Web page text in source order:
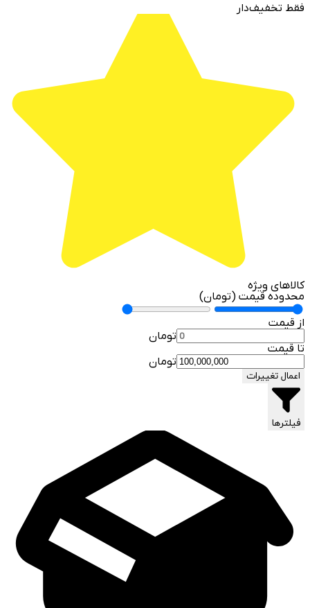
فقط تخفیف‌دار
کالاهای ویژه
محدوده قیمت (تومان)
از قیمت
تومان
تا قیمت
تومان
اعمال تغییرات
فیلترها